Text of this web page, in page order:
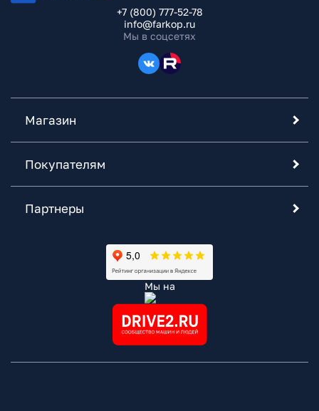
+7 (800) 777-52-78
info@farkop.ru
Мы в соцсетях
Магазин
Покупателям
Партнеры
Мы на